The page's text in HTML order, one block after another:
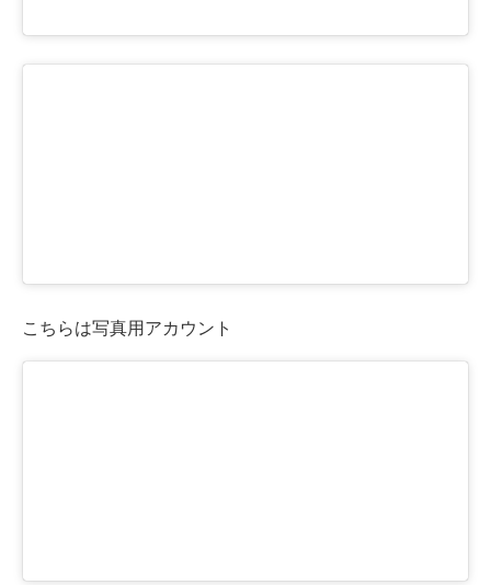
こちらは写真用アカウント